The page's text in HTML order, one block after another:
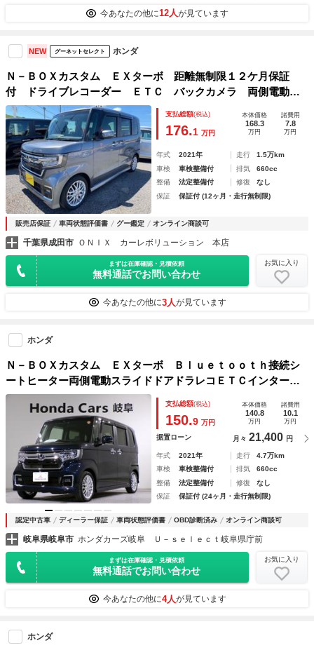
今あなたの他に12人が見ています
NEW グーネットセレクト ホンダ
Ｎ－ＢＯＸカスタム ＥＸターボ 距離無制限１２ケ月保証
付 ドライブレコーダー ＥＴＣ バックカメラ 両側電動ス
ライドドア ナビＴＶ クリアランスソナー オートクルコ
ン レーンアシスト 衝突被害軽減システム オートライト
ＬＥＤランプ
支払総額(税込)
176.1 万円
本体価格
168.3
万円
諸費用
7.8
万円
年式 2021年 走行
1.5万km
車検
車検整備付 排気
660cc
整備
法定整備付 修復
なし
保証
保証付 (12ヶ月・走行無制限)
販売店保証 車両状態評価書 グー鑑定 オンライン商談可
千葉県成田市 ＯＮＩＸ カーレボリューション 本店
まずは在庫確認・見積依頼
無料通話でお問い合わせ
お気に入り
今あなたの他に3人が見ています
ホンダ
Ｎ－ＢＯＸカスタム ＥＸターボ Ｂｌｕｅｔｏｏｔｈ接続シ
ートヒーター両側電動スライドドアドラレコＥＴＣインターナ
ビフルセグＴＶ純正アルミホイールスマートキー 横滑り防止
機能 衝突軽減システム スマキ 禁煙 ＤＶＤ 地デジ Ａ
支払総額(税込)
150.9 万円
本体価格
140.8
万円
諸費用
10.1
万円
据置ローン 月々 21,400 円
年式 2021年 走行
4.7万km
車検
車検整備付 排気
660cc
整備
法定整備付 修復
なし
保証
保証付 (24ヶ月・走行無制限)
認定中古車 ディーラー保証 車両状態評価書 OBD診断済み オンライン商談可
岐阜県岐阜市 ホンダカーズ岐阜 Ｕ－ｓｅｌｅｃｔ岐阜県庁前
まずは在庫確認・見積依頼
無料通話でお問い合わせ
お気に入り
今あなたの他に4人が見ています
ホンダ